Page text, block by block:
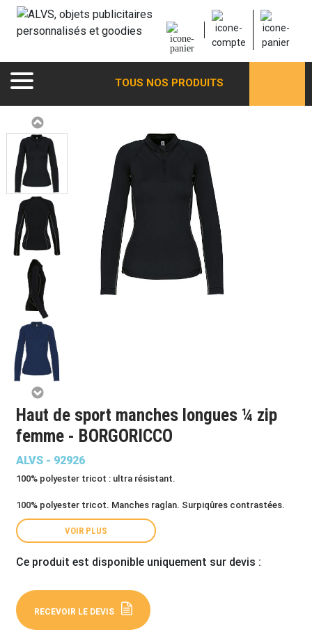
TOUS NOS PRODUITS
Haut de sport manches longues ¼ zip
femme - BORGORICCO
ALVS - 92926
100% polyester tricot : ultra résistant.
100% polyester tricot. Manches raglan. Surpiqûres contrastées.
VOIR PLUS
Ce produit est disponible uniquement sur devis :
RECEVOIR LE DEVIS